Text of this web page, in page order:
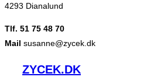
4293 Dianalund
Tlf. 51 75 48 70
Mail susanne@zycek.dk
VidereZYCEK.DK